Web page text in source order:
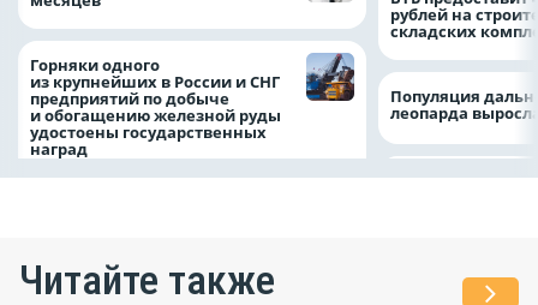
Горняки одного
из крупнейших в России и СНГ
предприятий по добыче
и обогащению железной руды
удостоены государственных
наград
рублей на
складских
Популяция
леопарда
Читайте также